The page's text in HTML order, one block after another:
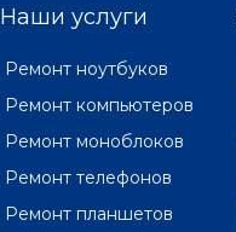
Наши услуги
Ремонт ноутбуков
Ремонт компьютеров
Ремонт моноблоков
Ремонт телефонов
Ремонт планшетов